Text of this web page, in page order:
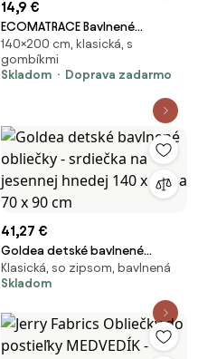
14,9 €
ECOMATRACE Bavlnené
posteľné obliečky Krásny
spánok - mandaly
140×200 cm, klasická, s
gombíkmi
Skladom
Doprava zadarmo
41,27 €
Goldea detské bavlnené
obliečky - srdiečka na jesennej
hnedej 140 x 200 a 70 x 90 cm
Klasická, so zipsom, bavlnená
Skladom